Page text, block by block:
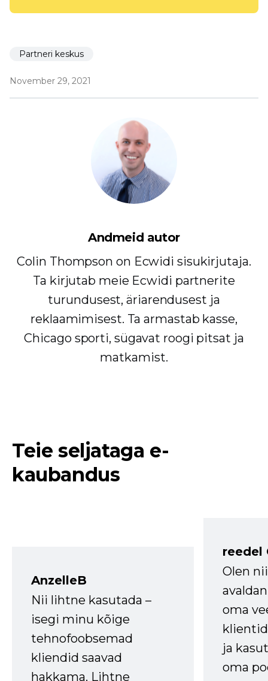
Partneri keskus
November 29, 2021
Andmeid autor
Colin Thompson on Ecwidi sisukirjutaja.
Ta kirjutab meie Ecwidi partnerite
turundusest, äriarendusest ja
reklaamimisest. Ta armastab kasse,
Chicago sporti, sügavat roogi pitsat ja
matkamist.
Teie seljataga e-
kaubandus
AnzelleB
Nii lihtne kasutada –
isegi minu kõige
tehnofoobsemad
kliendid saavad
hakkama. Lihtne
reedel
Olen
oma
ja
oma